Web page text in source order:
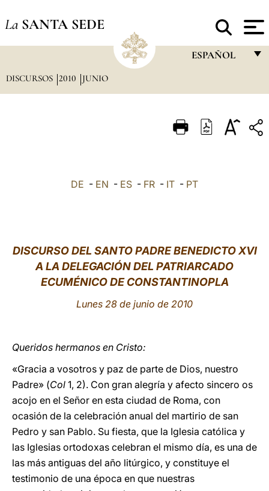
La SANTA SEDE
ESPAÑOL
ITALIANO
中文
LATINE
DISCURSOS 2010 JUNIO
DE - EN - ES - FR - IT - PT
DISCURSO DEL SANTO PADRE BENEDICTO XVI
A LA DELEGACIÓN DEL PATRIARCADO
ECUMÉNICO DE CONSTANTINOPLA
Lunes 28 de junio de 2010
Queridos hermanos en Cristo:
«Gracia a vosotros y paz de parte de Dios, nuestro
Padre» (Col 1, 2). Con gran alegría y afecto sincero os
acojo en el Señor en esta ciudad de Roma, con
ocasión de la celebración anual del martirio de san
Pedro y san Pablo. Su fiesta, que la Iglesia católica y
las Iglesias ortodoxas celebran el mismo día, es una de
las más antiguas del año litúrgico, y constituye el
testimonio de una época en que nuestras